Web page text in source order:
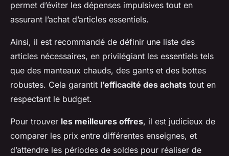
permet d’éviter les dépenses impulsives tout en
assurant l’achat d’articles essentiels.
Ainsi, il est recommandé de définir une liste des
articles nécessaires, en privilégiant les essentiels tels
que des manteaux chauds, des gants et des bottes
robustes. Cela garantit l’efficacité des achats tout en
respectant le budget.
Pour trouver les meilleures offres, il est judicieux de
comparer les prix entre différentes enseignes, et
d’attendre les périodes de soldes pour réaliser de